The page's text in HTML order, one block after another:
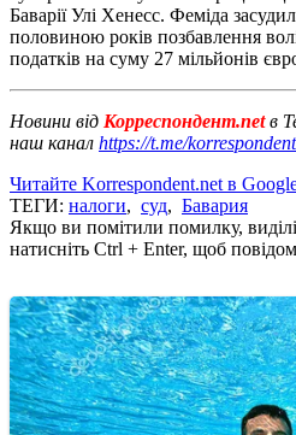
Баварії Улі Хенесс. Феміда
половиною років позбавлення
податків на суму 27 мільйонів
Новини від Корреспондент.netв
наш канал https://t.me/
Читайте Korrespondent.net в
ТЕГИ: налоги, суд, Бавария
Якщо ви помітили помилку,
натисніть Ctrl + Enter, щоб